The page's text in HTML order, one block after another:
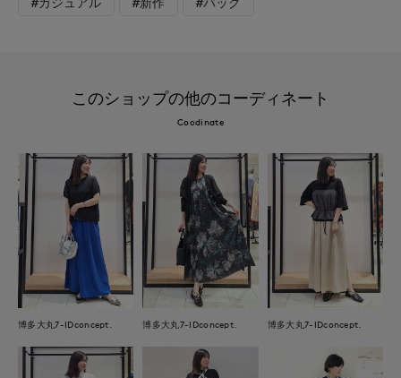
このショップの他のコーディネート
Coodinate
博多大丸7-IDconcept. 博多大丸7-IDconcept. 博多大丸7-IDconcept.